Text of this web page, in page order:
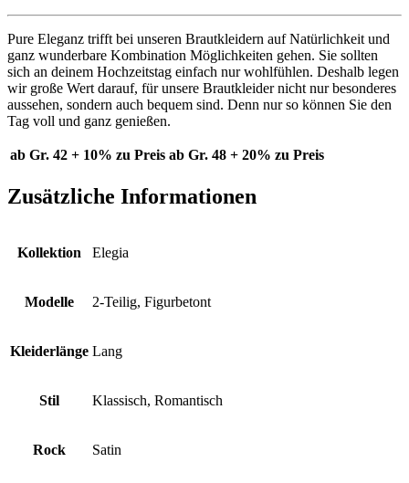
Pure Eleganz trifft bei unseren Brautkleidern auf Natürlichkeit und
ganz wunderbare Kombination Möglichkeiten gehen. Sie sollten
sich an deinem Hochzeitstag einfach nur wohlfühlen. Deshalb legen
wir große Wert darauf, für unsere Brautkleider nicht nur besonderes
aussehen, sondern auch bequem sind. Denn nur so können Sie den
Tag voll und ganz genießen.
ab Gr. 42 + 10% zu Preis ab Gr. 48 + 20% zu Preis
Zusätzliche Informationen
Kollektion Elegia
Modelle 2-Teilig, Figurbetont
Kleiderlänge Lang
Stil Klassisch, Romantisch
Rock Satin